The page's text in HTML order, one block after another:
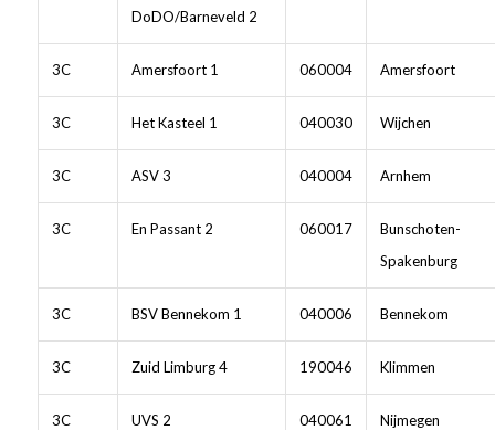
DoDO/Barneveld 2
3C Amersfoort 1 060004 Amersfoort
3C Het Kasteel 1 040030 Wijchen
3C ASV 3 040004 Arnhem
3C En Passant 2 060017
Bunschoten-
Spakenburg
3C BSV Bennekom 1 040006 Bennekom
3C Zuid Limburg 4 190046 Klimmen
3C UVS 2 040061 Nijmegen